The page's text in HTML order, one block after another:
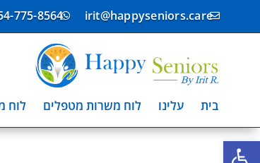
פתח סרגל נגישות

irit@happyseniors.care

775-8564
בית עלינו לוח משרות מטפלים לוח